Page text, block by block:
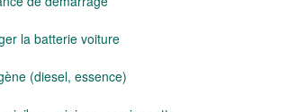
la batterie voiture
(diesel, essence)